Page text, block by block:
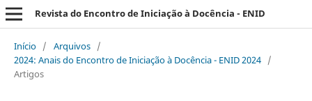
Revista do Encontro de Iniciação à Docência - ENID
Início / Arquivos /
2024: Anais do Encontro de Iniciação à Docência - ENID 2024 /
Artigos